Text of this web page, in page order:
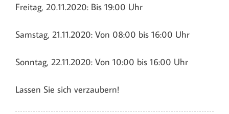
Freitag, 20.11.2020: Bis 19:00 Uhr
Samstag, 21.11.2020: Von 08:00 bis 16:00 Uhr
Sonntag, 22.11.2020: Von 10:00 bis 16:00 Uhr
Lassen Sie sich verzaubern!